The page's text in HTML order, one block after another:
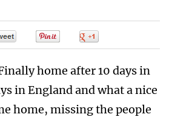
home after 10 days in
in England and what a nice
home, missing the people